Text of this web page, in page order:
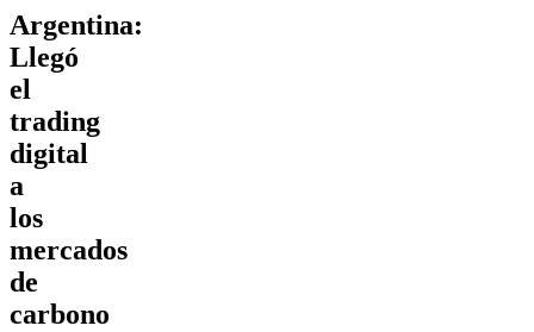
Argentina:
Llegó
el
trading
digital
a
los
mercados
de
carbono